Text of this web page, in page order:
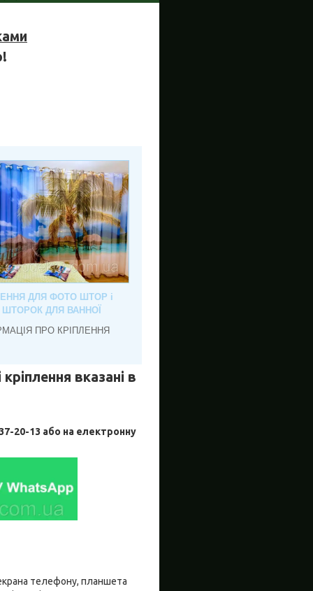
ДЛЯ ФОТО ШТОР і
ШТОРОК ДЛЯ ВАННОЇ
ПРО КРІПЛЕННЯ
вказані в
13 або на електронну
телефону, планшета